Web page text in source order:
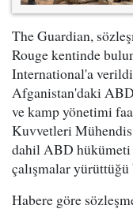
The Guardian,
Rouge kentinde
International'a
Afganistan'daki
ve kamp yönetimi
Kuvvetleri
dahil ABD hükümeti
çalışmalar
Habere göre